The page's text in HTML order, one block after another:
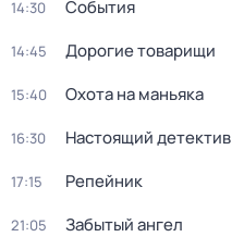
14:30 События
14:45 Дорогие товарищи
15:40 Охота на маньяка
16:30 Настоящий детектив
17:15 Репейник
21:05 Забытый ангел